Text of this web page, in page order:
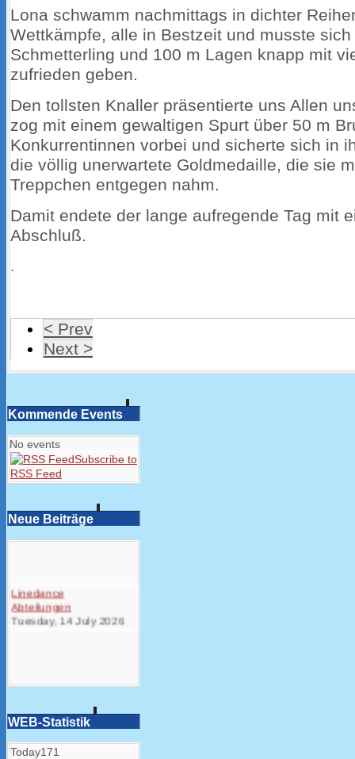
Lona schwamm nachmittags in dichter
Wettkämpfe, alle in Bestzeit und musste
Schmetterling und 100 m Lagen knapp mit
zufrieden geben.
Den tollsten Knaller präsentierte uns Allen
zog mit einem gewaltigen Spurt über 50 m
Konkurrentinnen vorbei und sicherte sich in
die völlig unerwartete Goldmedaille, die sie
Treppchen entgegen nahm.
Damit endete der lange aufregende Tag mit
Abschluß.
.
< Prev
Next >
Kommende Events
No events
Subscribe to
RSS Feed
Neue Beiträge
Linedance
Abteilungen
Tuesday, 14 July 2026
WEB-Statistik
Today171